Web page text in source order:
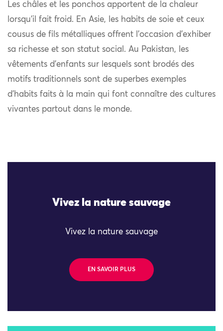
Les châles et les ponchos apportent de la chaleur
lorsqu’il fait froid. En Asie, les habits de soie et ceux
cousus de fils métalliques offrent l’occasion d’exhiber
sa richesse et son statut social. Au Pakistan, les
vêtements d’enfants sur lesquels sont brodés des
motifs traditionnels sont de superbes exemples
d’habits faits à la main qui font connaître des cultures
vivantes partout dans le monde.
Vivez la nature sauvage
Vivez la nature sauvage
EN SAVOIR PLUS